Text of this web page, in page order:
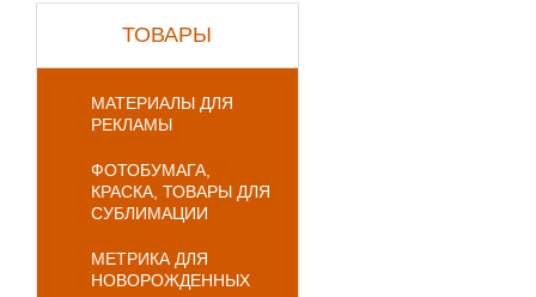
ТОВАРЫ
МАТЕРИАЛЫ ДЛЯ
РЕКЛАМЫ
ФОТОБУМАГА,
КРАСКА, ТОВАРЫ ДЛЯ
СУБЛИМАЦИИ
МЕТРИКА ДЛЯ
НОВОРОЖДЕННЫХ